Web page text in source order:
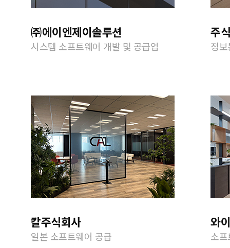
㈜에이엔제이솔루션
시스템 소프트웨어 개발 및 공급업
주
정
칼주식회사
일본 소프트웨어 공급
와
소